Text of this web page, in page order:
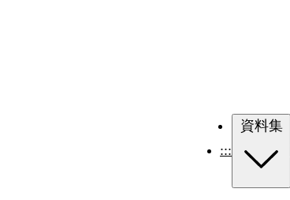
:::
資料集